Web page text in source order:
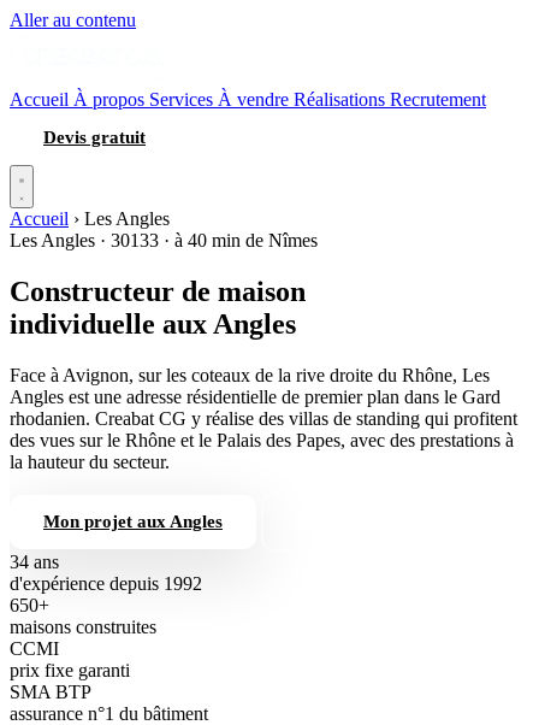
Aller au contenu
Accueil À propos Services À vendre Réalisations Recrutement
Devis gratuit
Accueil › Les Angles
Les Angles · 30133 · à 40 min de Nîmes
Constructeur de maison
individuelle aux Angles
Face à Avignon, sur les coteaux de la rive droite du Rhône, Les
Angles est une adresse résidentielle de premier plan dans le Gard
rhodanien. Creabat CG y réalise des villas de standing qui profitent
des vues sur le Rhône et le Palais des Papes, avec des prestations à
la hauteur du secteur.
Mon projet aux Angles
34 ans
d'expérience depuis 1992
650+
maisons construites
CCMI
prix fixe garanti
SMA BTP
assurance n°1 du bâtiment